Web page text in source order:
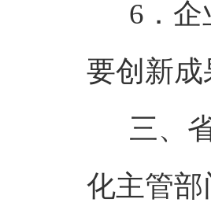
6．
要创新
三、
化主管